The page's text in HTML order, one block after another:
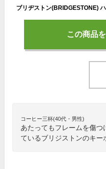
ブリヂストン(BRIDGESTONE)
この商品
コーヒー三杯(40代・男性)
あたってもフレームを傷つ
ているブリジストンのキー